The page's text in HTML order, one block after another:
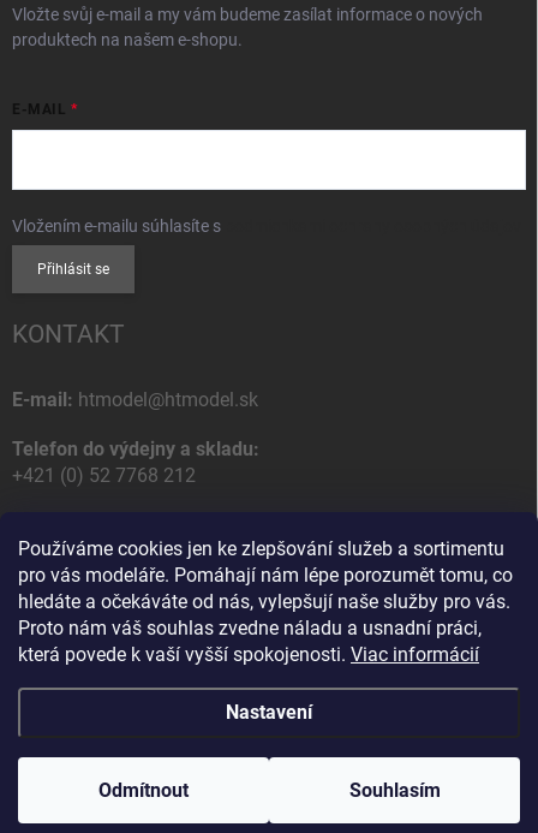
Používáme cookies jen ke zlepšování služeb a sortimentu
pro vás modeláře. Pomáhají nám lépe porozumět tomu, co
hledáte a očekáváte od nás, vylepšují naše služby pro vás.
Proto nám váš souhlas zvedne náladu a usnadní práci,
která povede k vaší vyšší spokojenosti. Viac informácií
Nastavení
Odmítnout Souhlasím
Vložte svůj e-mail a my vám budeme zasílat informace o nových
produktech na našem e-shopu.
E-MAIL
Vložením e-mailu súhlasíte s
Přihlásit se
KONTAKT
E-mail: htmodel@htmodel.sk
Telefon do výdejny a skladu:
+421 (0) 52 7768 212
HT model
Na letisko 49
058 01 Poprad
Slovenská Republika
Vytvořil Shoptet
Copyright 2026HT model. Všechna práva vyhrazena.Upravit nastavení